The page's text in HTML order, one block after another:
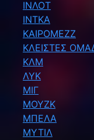
ΙΝΛΟΤ
ΙΝΤΚΑ
ΚΑΙΡΟΜΕΖΖ
ΚΛΕΙΣΤΕΣ
ΚΛΜ
ΛΥΚ
ΜΙΓ
ΜΟΥΖΚ
ΜΠΕΛΑ
ΜΥΤΙΛ